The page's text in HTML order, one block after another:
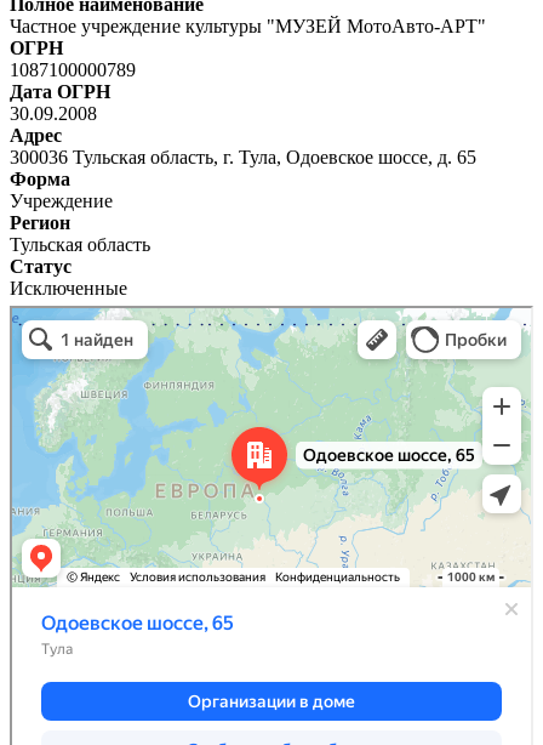
Частное учреждение культуры "МУЗЕЙ МотоАвто-АРТ"
ОГРН
1087100000789
Дата ОГРН
30.09.2008
Адрес
300036 Тульская область, г. Тула, Одоевское шоссе, д. 65
Форма
Учреждение
Регион
Тульская область
Статус
Исключенные